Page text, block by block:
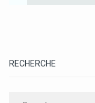
RECHERCHE